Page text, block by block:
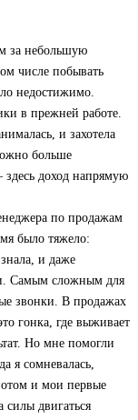
за небольшую
числе побывать
недостижимо.
в прежней работе.
и захотела
больше
доход напрямую
по продажам
было тяжело:
и даже
Самым сложным для
звонки. В продажах
гонка, где выживает
Но мне помогли
я сомневалась,
и мои первые
силы двигаться